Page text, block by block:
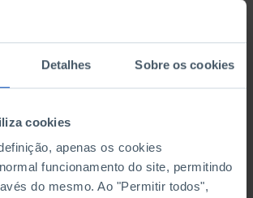
Detalhes Sobre os cookies
cookies
apenas os cookies
funcionamento do site, permitindo
do mesmo. Ao "Permitir todos",